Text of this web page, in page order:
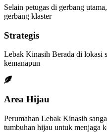
Selain petugas di gerbang
gerbang klaster
Strategis
Lebak Kinasih Berada di lokasi
kemanapun
Area Hijau
Perumahan Lebak Kinasih
tumbuhan hijau untuk menjaga